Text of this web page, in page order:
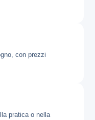
con prezzi
pratica o nella